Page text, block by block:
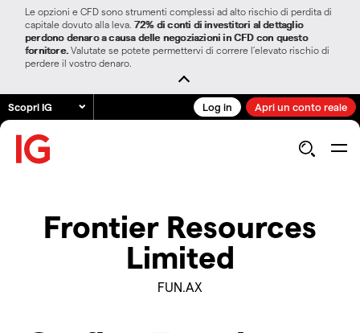
Le opzioni e CFD sono strumenti complessi ad alto rischio di perdita di
capitale dovuto alla leva. 72% di conti di investitori al dettaglio
perdono denaro a causa delle negoziazioni in CFD con questo
fornitore. Valutate se potete permettervi di correre l’elevato rischio di
perdere il vostro denaro.
Scopri IG Log in Apri un conto reale
Frontier Resources
Limited
FUN.AX